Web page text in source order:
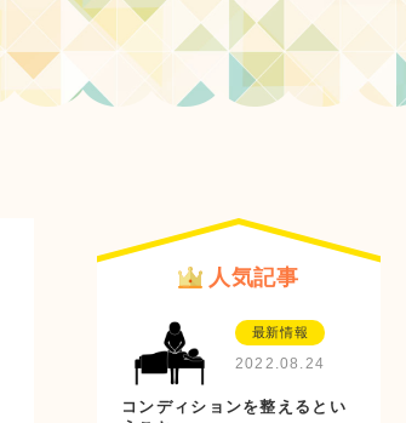
人気記事
最新情報
2022.08.24
コンディションを整えるとい